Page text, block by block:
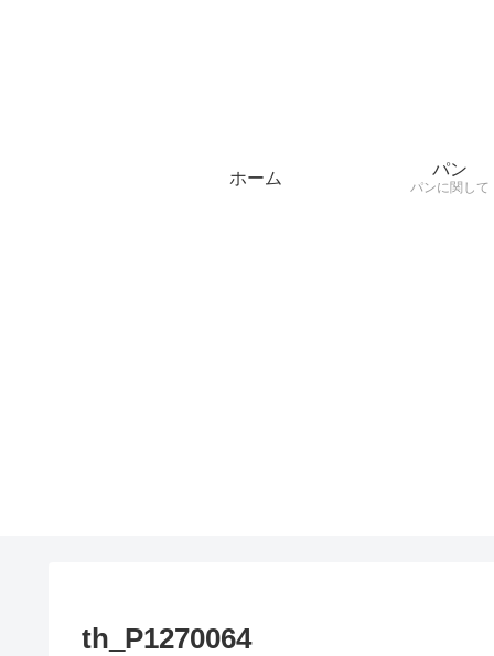
ホーム
パン
パンに関して
th_P1270064